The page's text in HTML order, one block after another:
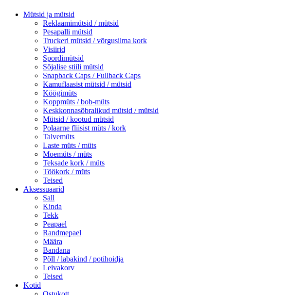
Mütsid ja mütsid
Reklaamimütsid / mütsid
Pesapalli mütsid
Truckeri mütsid / võrgusilma kork
Visiirid
Spordimütsid
Sõjalise stiili mütsid
Snapback Caps / Fullback Caps
Kamuflaasist mütsid / mütsid
Köögimüts
Koppmüts / bob-müts
Keskkonnasõbralikud mütsid / mütsid
Mütsid / kootud mütsid
Polaarne fliisist müts / kork
Talvemüts
Laste müts / müts
Moemüts / müts
Teksade kork / müts
Töökork / müts
Teised
Aksessuaarid
Sall
Kinda
Tekk
Peapael
Randmepael
Määra
Bandana
Põll / labakind / potihoidja
Leivakorv
Teised
Kotid